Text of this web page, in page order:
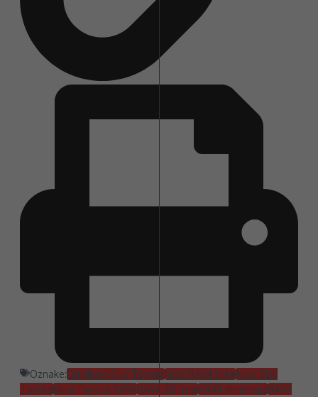
Oznake:Družinski SUV ToyotaNovi RAV4 slikeNovi SUV
ToyotaNovi Toyota RAV4RAV4 20. majRAV4 dimenzijeRAV4